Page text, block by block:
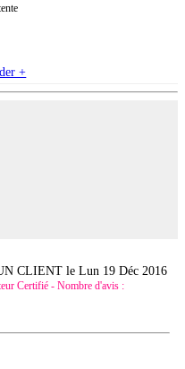
+
CLIENT leLun 19 Déc 2016
Certifié - Nombre d'avis :